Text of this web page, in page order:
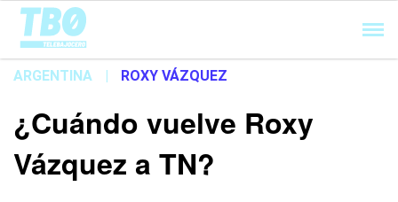
Cargando...
ARGENTINA | ROXY VÁZQUEZ
¿Cuándo vuelve Roxy
Vázquez a TN?